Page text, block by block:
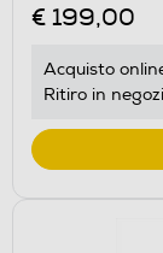
€ 199,00
Acquisto
Ritiro in